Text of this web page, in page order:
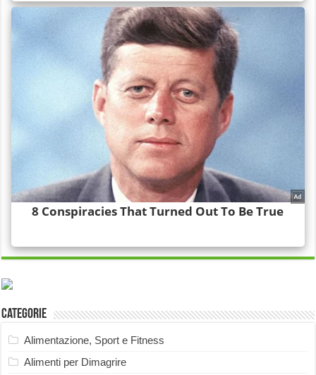
Categorie
Alimentazione, Sport e Fitness
Alimenti per Dimagrire